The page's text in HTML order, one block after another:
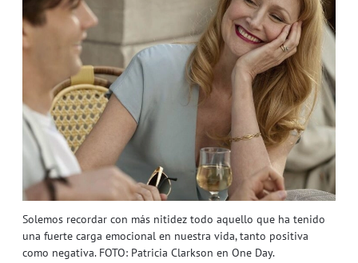
Solemos recordar con más nitidez todo aquello que ha tenido
una fuerte carga emocional en nuestra vida, tanto positiva
como negativa. FOTO: Patricia Clarkson en One Day.